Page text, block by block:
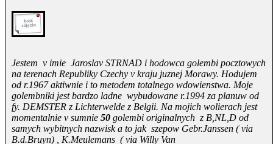
Jestem v imie Jaroslav STRNAD i hodowca golembi pocztowych
na terenach Republiky Czechy v kraju juznej Morawy. Hodujem
od r.1967 aktiwnie i to metodem totalnego wdowienstwa. Moje
golembniki jest bardzo ladne wybudowane r.1994 za planuw od
fy. DEMSTER z Lichterwelde z Belgii. Na mojich wolierach jest
momentalnie v sumnie 50 golembi originalnych z B,NL,D od
samych wybitnych nazwisk a to jak szepow Gebr.Janssen ( via
B.d.Bruyn) , K.Meulemans ( via Willy Van